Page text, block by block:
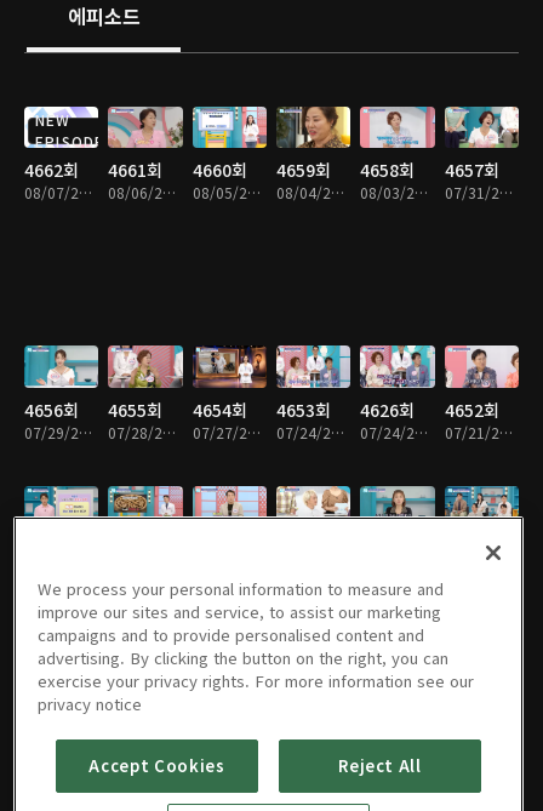
에피소드
NEW
EPISODE
4662회
08/07/2026 • 46분
4661회
08/06/2026 • 46분
4660회
08/05/2026 • 46분
4659회
08/04/2026 • 46분
4658회
08/03/2026 • 46분
4657회
07/31/2026 • 46분
4656회
07/29/2026 • 46분
4655회
07/28/2026 • 46분
4654회
07/27/2026 • 46분
4653회
07/24/2026 • 46분
4626회
07/24/2026 • 46분
4652회
07/21/2026 • 46분
4646회
4645회
07/09/2026 • 46분
4618회 4644회 4643회 4642회 4641회
We process your personal information to measure and
improve our sites and service, to assist our marketing
campaigns and to provide personalised content and
advertising. By clicking the button on the right, you can
exercise your privacy rights. For more information see our
privacy notice
Accept Cookies Reject All